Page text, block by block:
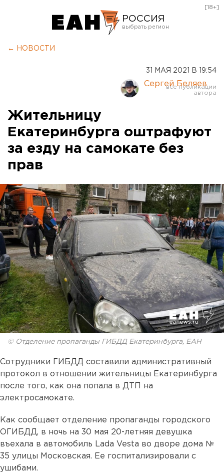
РОССИЯ
Курган
Оренбург
[18+]
← НОВОСТИ
31 МАЯ 2021 В 19:54
Сергей Беляев
Жительницу
Екатеринбурга оштрафуют
за езду на самокате без
прав
© Отделение пропаганды ГИБДД Екатеринбурга, ЕАН
Сотрудники ГИБДД составили административный
протокол в отношении жительницы Екатеринбурга
после того, как она попала в ДТП на
электросамокате.
Как сообщает отделение пропаганды городского
ОГИБДД, в ночь на 30 мая 20-летняя девушка
въехала в автомобиль Lada Vesta во дворе дома №
35 улицы Московская. Ее госпитализировали с
ушибами.